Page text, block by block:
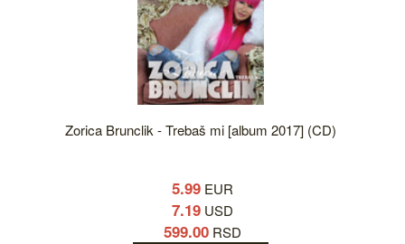
Zorica Brunclik - Trebaš mi [album 2017] (CD)
5.99 EUR
7.19 USD
599.00 RSD